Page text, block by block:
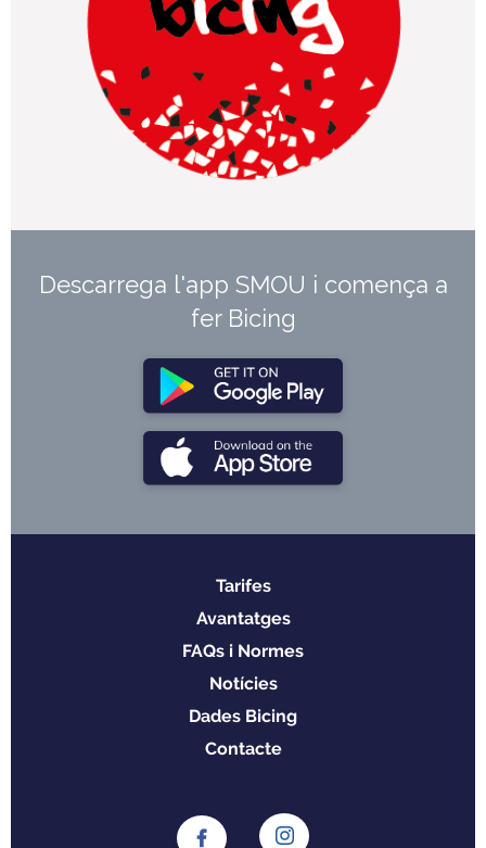
Descarrega l'app SMOU i comença a
fer Bicing
Tarifes
Avantatges
FAQs i Normes
Notícies
Dades Bicing
Contacte